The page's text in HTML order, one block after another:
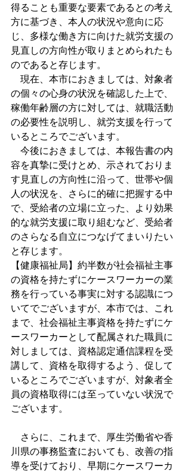
得ることも重要な要素であるとの考え
方に基づき、本人の状況や意向に応
じ、多様な働き方に向けた就労支援の
見直しの方向性が取りまとめられたも
のであると存じます。
現在、本市におきましては、対象者
の個々の心身の状況を確認した上で、
稼働年齢層の方に対しては、就職活動
の必要性を説明し、就労支援を行って
いるところでございます。
今後におきましては、本報告書の内
容を真摯に受けとめ、示されておりま
す見直しの方向性に沿って、世帯や個
人の状況を、さらに的確に把握する中
で、受給者の立場に立った、より効果
的な就労支援に取り組むなど、受給者
のさらなる自立につなげてまいりたい
と存じます。
【健康福祉局】約半数が社会福祉主事
の資格を持たずにケースワーカーの業
務を行っている事実に対する認識につ
いてでございますが、本市では、これ
まで、社会福祉主事資格を持たずにケ
ースワーカーとして配属された職員に
対しましては、資格認定通信課程を受
講して、資格を取得するよう、促して
いるところでございますが、対象者全
員の資格取得には至っていない状況で
ございます。
さらに、これまで、厚生労働省や香
川県の事務監査においても、改善の指
導を受けており、早期にケースワーカ